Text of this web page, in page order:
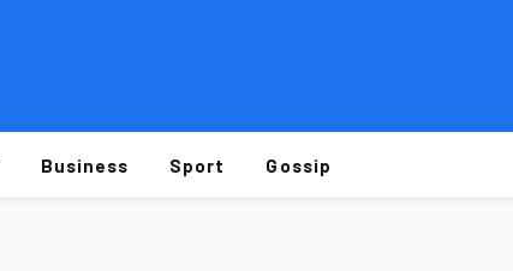
Business Sport Gossip